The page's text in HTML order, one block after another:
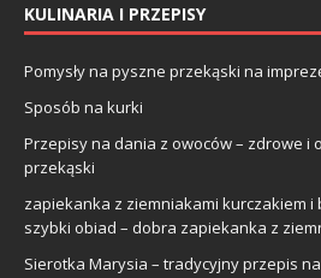
KULINARIA I PRZEPISY
Pomysły na pyszne przekąski na
Sposób na kurki
Przepisy na dania z owoców – zdrowe i
przekąski
zapiekanka z ziemniakami kurczakiem i
szybki obiad – dobra zapiekanka z
Sierotka Marysia – tradycyjny przepis